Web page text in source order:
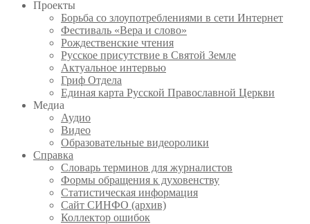
Проекты
Борьба со злоупотреблениями в сети Интернет
Фестиваль «Вера и слово»
Рождественские чтения
Русское присутствие в Святой Земле
Актуальное интервью
Гриф Отдела
Единая карта Русской Православной Церкви
Медиа
Аудио
Видео
Образовательные видеоролики
Справка
Словарь терминов для журналистов
Формы обращения к духовенству
Статистическая информация
Сайт СИНФО (архив)
Коллектор ошибок